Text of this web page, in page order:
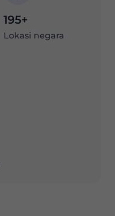
195+
Lokasi negara